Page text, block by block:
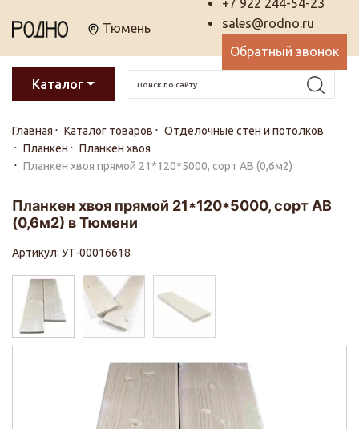
Тюмень
+7 922 244-54-23
sales@rodno.ru
Обратный звонок
Каталог
Главная Каталог товаров
Отделочные стен и потолков
Планкен
Планкен хвоя
Планкен хвоя прямой 21*120*5000, сорт АВ (0,6м2)
Планкен хвоя прямой 21*120*5000, сорт АВ
(0,6м2) в Тюмени
Артикул: УТ-00016618